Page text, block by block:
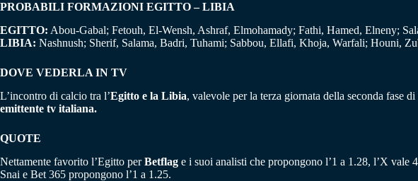
PROBABILI FORMAZIONI EGITTO – LIBIA
EGITTO: Abou-Gabal; Fetouh, El-Wensh, Ashraf, Elmohamady; Fathi, Hamed, Elneny;
LIBIA: Nashnush; Sherif, Salama, Badri, Tuhami; Sabbou, Ellafi, Khoja, Warfali; Houni,
DOVE VEDERLA IN TV
L’incontro di calcio tra l’Egitto e la Libia, valevole per la terza giornata della seconda fase
emittente tv italiana.
QUOTE
Nettamente favorito l’Egitto perBetflag e i suoi analisti che propongono l’1 a 1.28, l’X vale
Snai e Bet 365 propongono l’1 a 1.25.